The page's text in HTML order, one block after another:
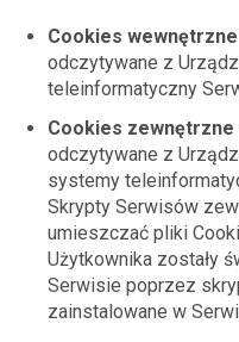
Cookies wewnętrzne
odczytywane z
teleinformatyczny
Cookies zewnętrzne
odczytywane z
systemy
Skrypty Serwisów
umieszczać pliki
Użytkownika zostały
Serwisie poprzez
zainstalowane w